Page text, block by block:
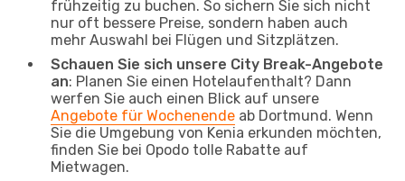
frühzeitig zu buchen. So sichern Sie sich nicht
nur oft bessere Preise, sondern haben auch
mehr Auswahl bei Flügen und Sitzplätzen.
Schauen Sie sich unsere City Break-Angebote
an: Planen Sie einen Hotelaufenthalt? Dann
werfen Sie auch einen Blick auf unsere
Angebote für Wochenende ab Dortmund. Wenn
Sie die Umgebung von Kenia erkunden möchten,
finden Sie bei Opodo tolle Rabatte auf
Mietwagen.